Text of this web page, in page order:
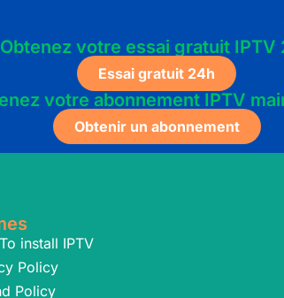
Obtenez votre essai gratuit IPTV
Essai gratuit 24h
votre abonnement IPTV
Obtenir un abonnement
install IPTV
Policy
Policy